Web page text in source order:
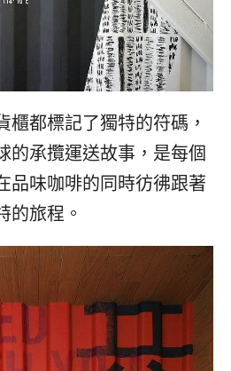
櫃都標記了獨特的符碼，
的承攬運送故事，是每個
品味咖啡的同時彷彿跟著
的旅程。